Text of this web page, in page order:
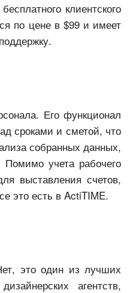
клиентского
по цене в $99 и имеет
Его функционал
сроками и сметой, что
собранных данных,
учета рабочего
выставления счетов,
это есть в ActiTIME.
это один из лучших
агентств,